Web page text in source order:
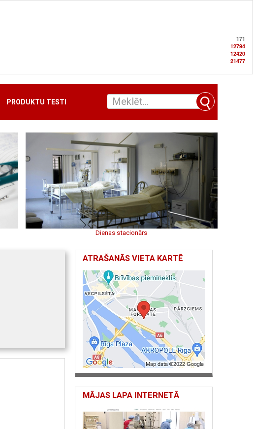
171
12794
12420
21477
PRODUKTU TESTI
Dienas stacionārs
ATRAŠANĀS VIETA KARTĒ
MĀJAS LAPA INTERNETĀ